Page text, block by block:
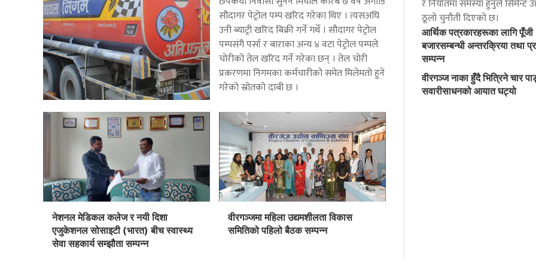
सौदागर पेट्रोल पम्प खरिद गरेका थिए । त्यसअघि
उनी ब्याट्री खरिद बिक्री गर्ने गर्थे । सौदागर पेट्रोल
पम्पसंगै पर्सा र बाराका अन्य ४ वटा पेट्रोल पम्पले
चोरीको तेल खरिद गर्ने गरेका छन् । तेल चोरी
प्रकरणमा निगमका कर्मचारीको समेत मिलेमतो हुने
गरेको स्रोतको दाबी छ ।
नेशनल मेडिकल कलेज र नयी दिशा
एजुकेशनल सोसाइटी (भारत) बीच स्वास्थ्य
सेवा सहकार्य सम्झौता सम्पन्न
वीरगञ्जमा महिला उद्यमशीलता विकास
समितिको पहिलो बैठक सम्पन्न
र निर्यातमा समस्या हुनुले सिमेन्ट
ठूलो चुनौती दिएको छ।
आर्थिक पत्रकारहरूका लागि पूँजी
बजारसम्बन्धी अन्तरक्रिया तथा
सम्पन्न
वीरगञ्ज नाका हुँदै भित्रिने चार
सवारीसाधनको आयात घट्यो